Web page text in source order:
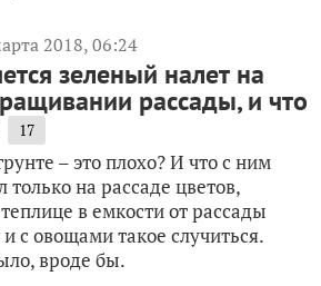
2018, 06:24
зеленый налет на
рассады, и что
17
– это плохо? И что с ним
на рассаде цветов,
в емкости от рассады
с овощами такое случиться.
вроде бы.